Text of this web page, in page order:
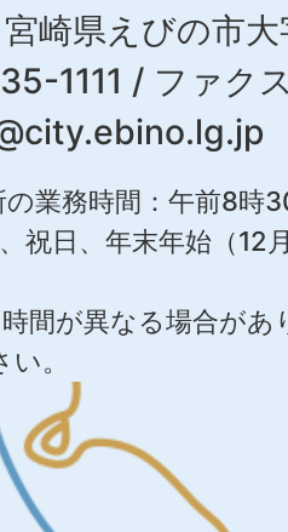
崎県えびの市大
1111 / ファ
の業務時間：午前8時
祝日、年末年始（12
間が異なる場合が
。